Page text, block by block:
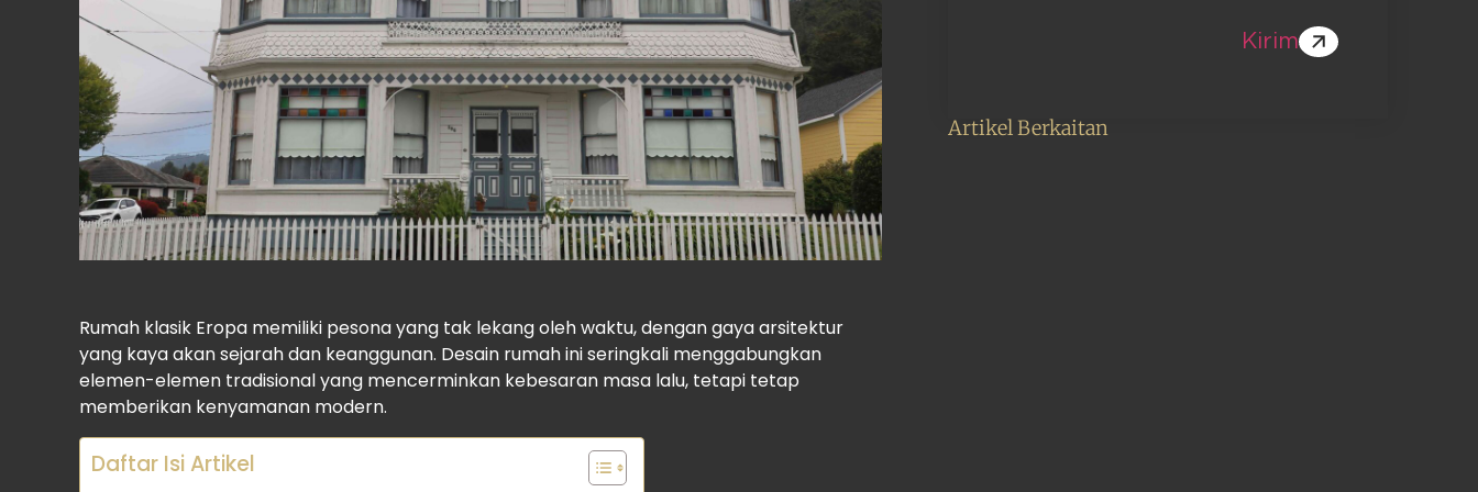
Rumah klasik Eropa memiliki pesona yang tak lekang oleh waktu, dengan gaya arsitektur
yang kaya akan sejarah dan keanggunan. Desain rumah ini seringkali menggabungkan
elemen-elemen tradisional yang mencerminkan kebesaran masa lalu, tetapi tetap
memberikan kenyamanan modern.
Daftar Isi Artikel
Kirim
Artikel Berkaitan